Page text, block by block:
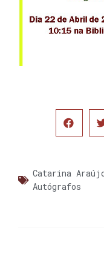
Catarina
Autógrafos